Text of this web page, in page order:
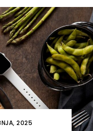
2025